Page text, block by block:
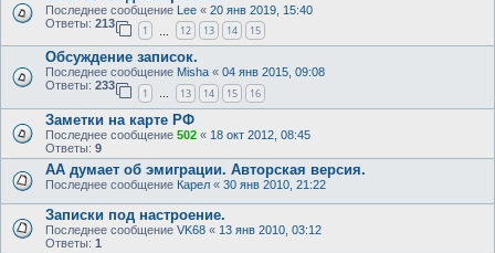
Последнее сообщение Lee « 20 янв 2019, 15:40
Ответы: 213
1 12 13 14 15
Обсуждение записок.
Последнее сообщение Misha « 04 янв 2015, 09:08
Ответы: 233
1 … 13 14 15 16
Заметки на карте РФ
Последнее сообщение 502 « 18 окт 2012, 08:45
Ответы: 9
АА думает об эмиграции. Авторская версия.
Последнее сообщение Карел « 30 янв 2010, 21:22
Записки под настроение.
Последнее сообщение VK68 « 13 янв 2010, 03:12
Ответы: 1